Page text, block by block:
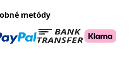
metódy